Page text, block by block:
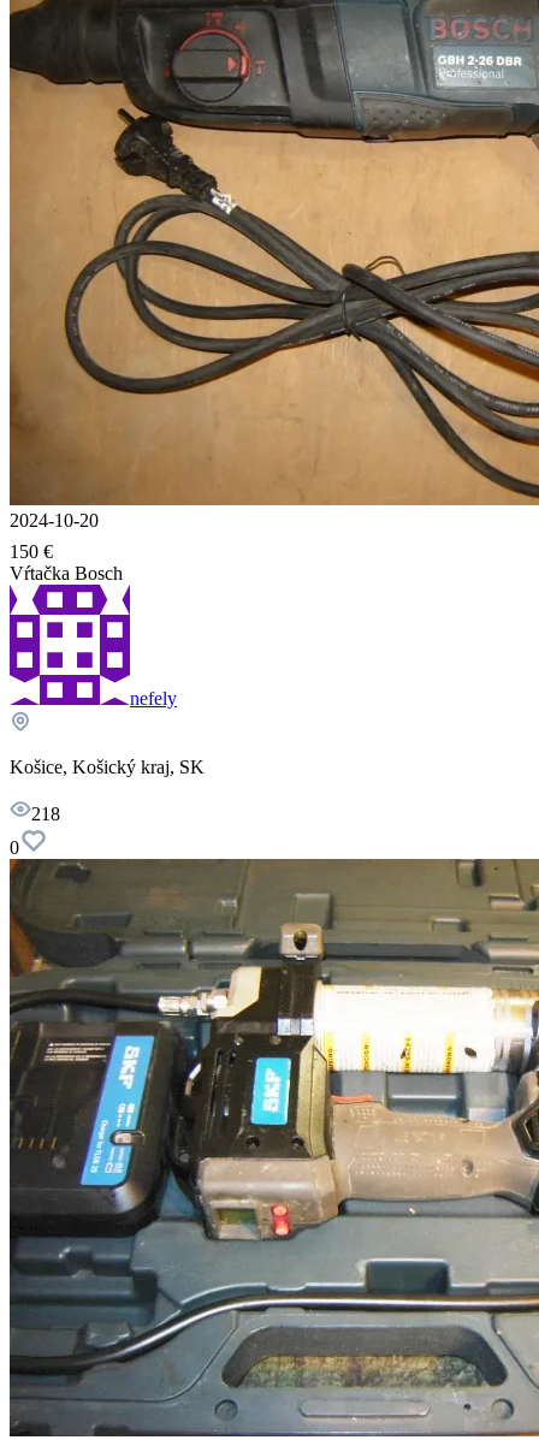
2024-10-20
150 €
Vŕtačka Bosch
nefely
Košice, Košický kraj, SK
218
0